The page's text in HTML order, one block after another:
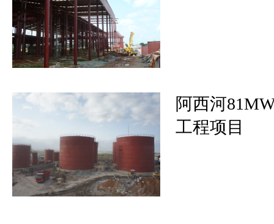
阿西河
工程项目